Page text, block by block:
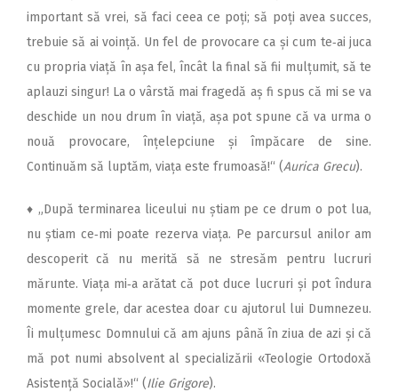
important să vrei, să faci ceea ce poți; să poți avea succes,
trebuie să ai voință. Un fel de provocare ca și cum te‑ai juca
cu propria viață în așa fel, încât la final să fii mulțumit, să te
aplauzi singur! La o vârstă mai fragedă aș fi spus că mi se va
deschide un nou drum în viață, așa pot spune că va urma o
nouă provocare, înțelepciune și împăcare de sine.
Continuăm să luptăm, viața este frumoasă!“ (Aurica Grecu).
♦ „După terminarea liceului nu știam pe ce drum o pot lua,
nu știam ce‑mi poate rezerva viața. Pe parcursul anilor am
descoperit că nu merită să ne stresăm pentru lucruri
mărunte. Viața mi‑a arătat că pot duce lucruri și pot îndura
momente grele, dar acestea doar cu ajutorul lui Dumnezeu.
Îi mulțumesc Domnului că am ajuns până în ziua de azi și că
mă pot numi absolvent al specializării «Teologie Ortodoxă
Asistență Socială»!“ (Ilie Grigore).